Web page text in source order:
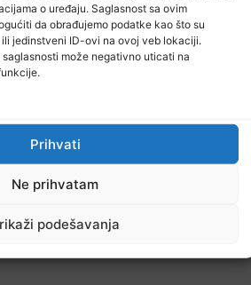
o uređaju. Saglasnost sa ovim
da obrađujemo podatke kao što su
jedinstveni ID-ovi na ovoj veb lokaciji.
može negativno uticati na
Prihvati
Ne prihvatam
podešavanja